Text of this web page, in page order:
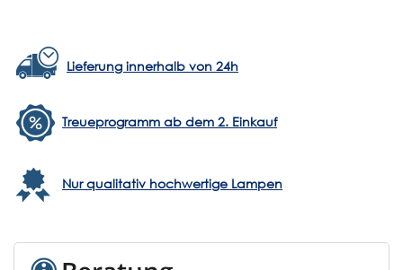
Lieferung innerhalb von 24h
Treueprogramm ab dem 2. Einkauf
Nur qualitativ hochwertige Lampen